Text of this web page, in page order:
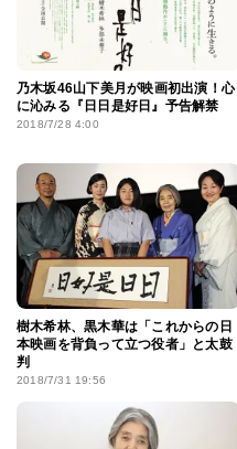
乃木坂46山下美月が映画初出演！心
に沁みる『日日是好日』予告解禁
2018/7/28 4:00
樹木希林、黒木華は「これからの日
本映画を背負って立つ役者」と太鼓
判
2018/7/31 19:56